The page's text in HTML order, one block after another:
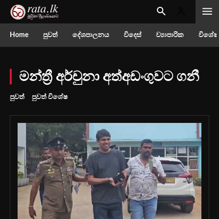
Home පුවත් දේශපාලනය විදෙස් ව්‍යාපාරික
මන්ත්‍රී අර්චුනා අත්අඩංගුවට ගනී
පුවත් පුවත් විශේෂ